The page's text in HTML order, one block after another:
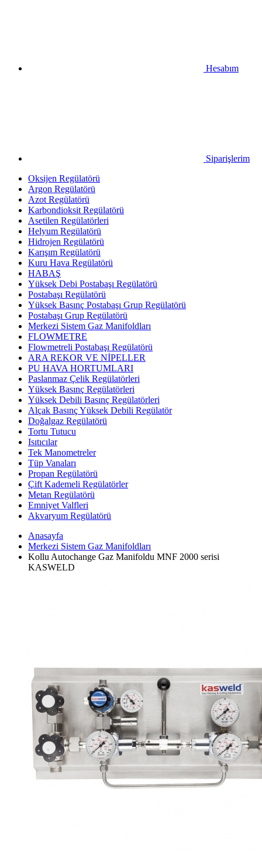
Hesabım
Siparişlerim
Oksijen Regülatörü
Argon Regülatörü
Azot Regülatörü
Karbondioksit Regülatörü
Asetilen Regülatörleri
Helyum Regülatörü
Hidrojen Regülatörü
Karışım Regülatörü
Kuru Hava Regülatörü
HABAŞ
Yüksek Debi Postabaşı Regülatörü
Postabaşı Regülatörü
Yüksek Basınç Postabaşı Grup Regülatörü
Postabaşı Grup Regülatörü
Merkezi Sistem Gaz Manifoldları
FLOWMETRE
Flowmetreli Postabaşı Regülatörü
ARA REKOR VE NİPELLER
PU HAVA HORTUMLARI
Paslanmaz Çelik Regülatörleri
Yüksek Basınç Regülatörleri
Yüksek Debili Basınç Regülatörleri
Alçak Basınç Yüksek Debili Regülatör
Doğalgaz Regülatörü
Tortu Tutucu
Isıtıcılar
Tek Manometreler
Tüp Vanaları
Propan Regülatörü
Çift Kademeli Regülatörler
Metan Regülatörü
Emniyet Valfleri
Akvaryum Regülatörü
Anasayfa
Merkezi Sistem Gaz Manifoldları
Kollu Autochange Gaz Manifoldu MNF 2000 serisi
KASWELD